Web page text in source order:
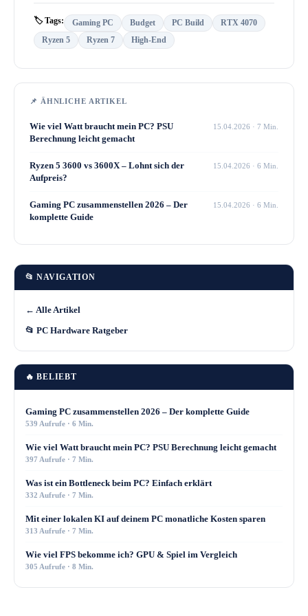
🏷 Tags: Gaming PC Budget PC Build
RTX 4070
Ryzen 5
Ryzen 7 High-End
📌 ÄHNLICHE ARTIKEL
Wie viel Watt braucht mein PC? PSU
Berechnung leicht gemacht
15.04.2026 · 7 Min.
Ryzen 5 3600 vs 3600X – Lohnt sich der
Aufpreis?
15.04.2026 · 6 Min.
Gaming PC zusammenstellen 2026 – Der
komplette Guide
15.04.2026 · 6 Min.
📂 NAVIGATION
← Alle Artikel
📂 PC Hardware Ratgeber
🔥 BELIEBT
Gaming PC zusammenstellen 2026 – Der komplette Guide
539 Aufrufe · 6 Min.
Wie viel Watt braucht mein PC? PSU Berechnung leicht gemacht
397 Aufrufe · 7 Min.
Was ist ein Bottleneck beim PC? Einfach erklärt
332 Aufrufe · 7 Min.
Mit einer lokalen KI auf deinem PC monatliche Kosten sparen
313 Aufrufe · 7 Min.
Wie viel FPS bekomme ich? GPU & Spiel im Vergleich
305 Aufrufe · 8 Min.